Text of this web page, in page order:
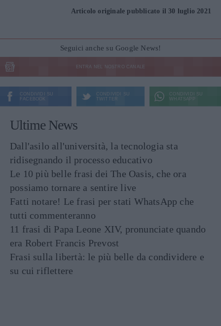
Articolo originale pubblicato il 30 luglio 2021
Seguici anche su Google News!
ENTRA NEL NOSTRO CANALE
CONDIVIDI SU
FACEBOOK
CONDIVIDI SU
TWITTER
CONDIVIDI SU
WHATSAPP
Ultime News
Dall'asilo all'università, la tecnologia sta
ridisegnando il processo educativo
Le 10 più belle frasi dei The Oasis, che ora
possiamo tornare a sentire live
Fatti notare! Le frasi per stati WhatsApp che
tutti commenteranno
11 frasi di Papa Leone XIV, pronunciate quando
era Robert Francis Prevost
Frasi sulla libertà: le più belle da condividere e
su cui riflettere